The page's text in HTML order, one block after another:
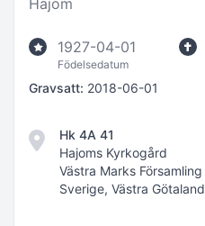
Hajom
1927-04-01
Födelsedatum
Gravsatt: 2018-06-01
Hk 4A 41
Hajoms Kyrkogård
Västra Marks Församling
Sverige, Västra Götaland